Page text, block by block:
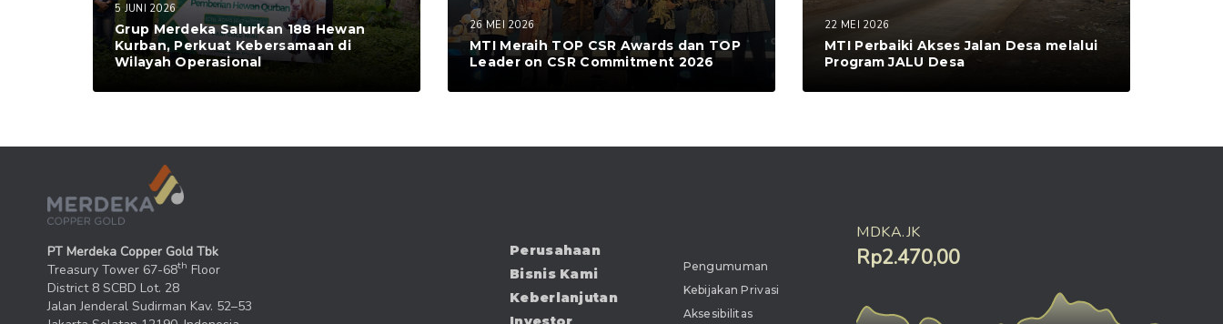
5 JUNI 2026
Grup Merdeka Salurkan 188 Hewan
Kurban, Perkuat Kebersamaan di
Wilayah Operasional
26 MEI 2026
MTI Meraih TOP CSR Awards dan TOP
Leader on CSR Commitment 2026
22 MEI 2026
MTI Perbaiki Akses Jalan Desa melalui
Program JALU Desa
PT Merdeka Copper Gold Tbk
Treasury Tower 67-68th Floor
District 8 SCBD Lot. 28
Jalan Jenderal Sudirman Kav. 52–53
Perusahaan
Bisnis Kami
Keberlanjutan
Pengumuman
Kebijakan Privasi
Aksesibilitas
MDKA.JK
Rp2.470,00